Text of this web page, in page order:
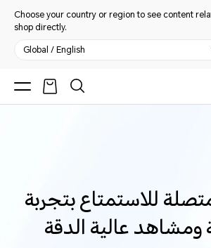
Choose your country or region to see content
shop directly.
Global / English
للاستمتاع بتجربة
ومشاهد عالية الدقة